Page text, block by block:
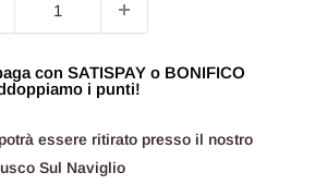
con SATISPAY o BONIFICO
i punti!
essere ritirato presso il nostro
Sul Naviglio